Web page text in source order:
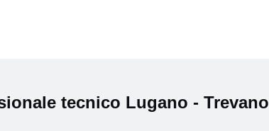
tecnico Lugano - Trevano